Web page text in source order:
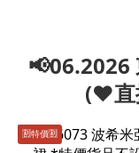
📢06.2026
(♥️直
🈹️特價🈹️